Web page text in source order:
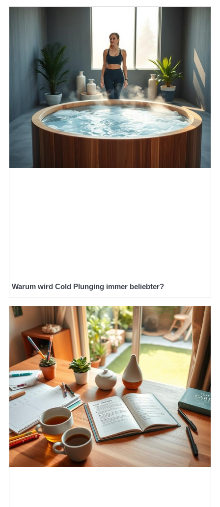
Warum wird Cold Plunging immer beliebter?